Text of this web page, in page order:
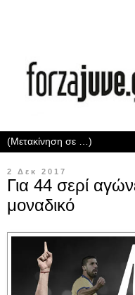
2 Δεκ 2017
Για 44 σερί
μοναδικό